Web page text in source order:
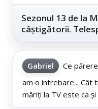
Sezonul 13 de la
câștigătorii.
Gabriel
Ce
am o intrebare... Cât
măriți la TV este ca